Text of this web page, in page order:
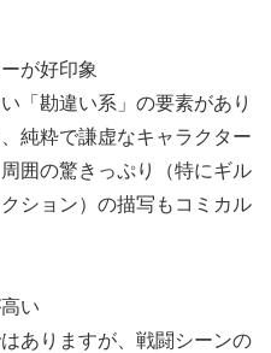
が好印象
「勘違い系」の要素があり
純粋で謙虚なキャラクター
囲の驚きっぷり（特にギル
ション）の描写もコミカル
い
ありますが、戦闘シーンの